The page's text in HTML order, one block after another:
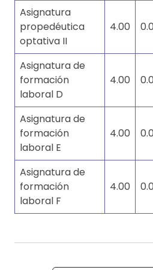
Asignatura
propedéutica
optativa II
4.00
Asignatura de
formación
laboral D
4.00
Asignatura de
formación
laboral E
4.00
Asignatura de
formación
laboral F
4.00